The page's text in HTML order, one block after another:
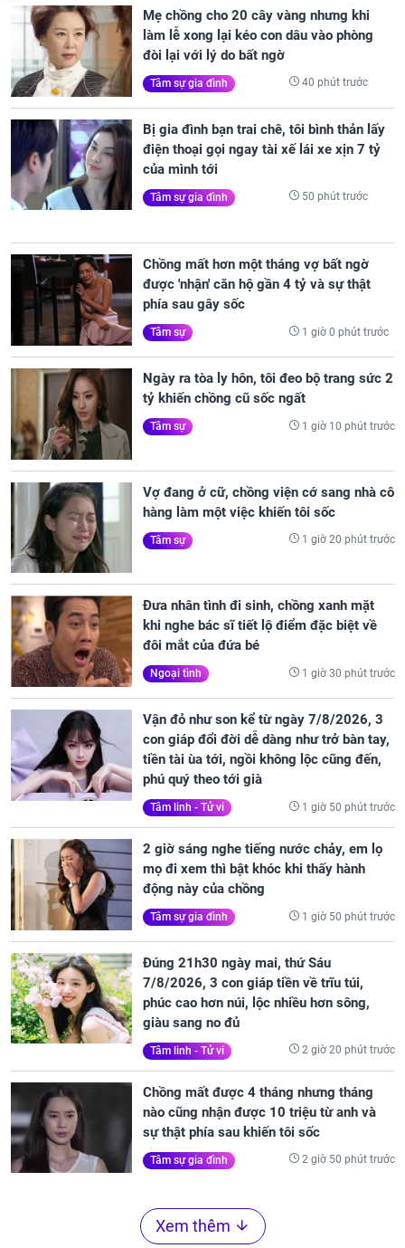
Mẹ chồng cho 20 cây vàng nhưng khi
làm lễ xong lại kéo con dâu vào phòng
đòi lại với lý do bất ngờ
Tâm sự gia đình 40 phút trước
Bị gia đình bạn trai chê, tôi bình thản lấy
điện thoại gọi ngay tài xế lái xe xịn 7 tỷ
của mình tới
Tâm sự gia đình 50 phút trước
Chồng mất hơn một tháng vợ bất ngờ
được 'nhận' căn hộ gần 4 tỷ và sự thật
phía sau gây sốc
Tâm sự 1 giờ 0 phút trước
Ngày ra tòa ly hôn, tôi đeo bộ trang sức 2
tỷ khiến chồng cũ sốc ngất
Tâm sự 1 giờ 10 phút trước
Vợ đang ở cữ, chồng viện cớ sang nhà cô
hàng làm một việc khiến tôi sốc
Tâm sự 1 giờ 20 phút trước
Đưa nhân tình đi sinh, chồng xanh mặt
khi nghe bác sĩ tiết lộ điểm đặc biệt về
đôi mắt của đứa bé
Ngoại tình 1 giờ 30 phút trước
Vận đỏ như son kể từ ngày 7/8/2026, 3
con giáp đổi đời dễ dàng như trở bàn tay,
tiền tài ùa tới, ngồi không lộc cũng đến,
phú quý theo tới già
Tâm linh - Tử vi 1 giờ 50 phút trước
2 giờ sáng nghe tiếng nước chảy, em lọ
mọ đi xem thì bật khóc khi thấy hành
động này của chồng
Tâm sự gia đình 1 giờ 50 phút trước
Đúng 21h30 ngày mai, thứ Sáu
7/8/2026, 3 con giáp tiền về trĩu túi,
phúc cao hơn núi, lộc nhiều hơn sông,
giàu sang no đủ
Tâm linh - Tử vi 2 giờ 20 phút trước
Chồng mất được 4 tháng nhưng tháng
nào cũng nhận được 10 triệu từ anh và
sự thật phía sau khiến tôi sốc
Tâm sự gia đình 2 giờ 50 phút trước
Xem thêm